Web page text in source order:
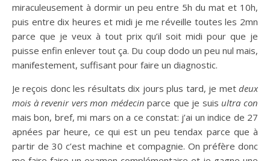
miraculeusement à dormir un peu entre 5h du mat et 10h,
puis entre dix heures et midi je me réveille toutes les 2mn
parce que je veux à tout prix qu’il soit midi pour que je
puisse enfin enlever tout ça. Du coup dodo un peu nul mais,
manifestement, suffisant pour faire un diagnostic.
Je reçois donc les résultats dix jours plus tard, je met deux
mois à revenir vers mon médecin parce que je suis ultra con
mais bon, bref, mi mars on a ce constat: j’ai un indice de 27
apnées par heure, ce qui est un peu tendax parce que à
partir de 30 c’est machine et compagnie. On préfère donc